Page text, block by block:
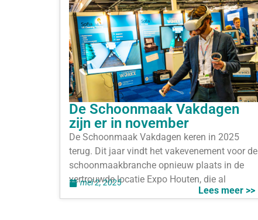
De Schoonmaak Vakdagen
zijn er in november
De Schoonmaak Vakdagen keren in 2025
terug. Dit jaar vindt het vakevenement voor de
schoonmaakbranche opnieuw plaats in de
vertrouwde locatie Expo Houten, die al
Lees meer >>
mei 2, 2025